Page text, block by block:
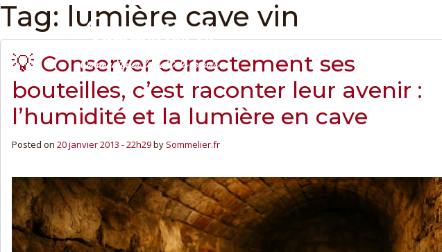
Tag: lumière cave vin
💡 Conserver correctement ses
bouteilles, c’est raconter leur avenir :
l’humidité et la lumière en cave
Posted on 20 janvier 2013 - 22h29by Sommelier.fr